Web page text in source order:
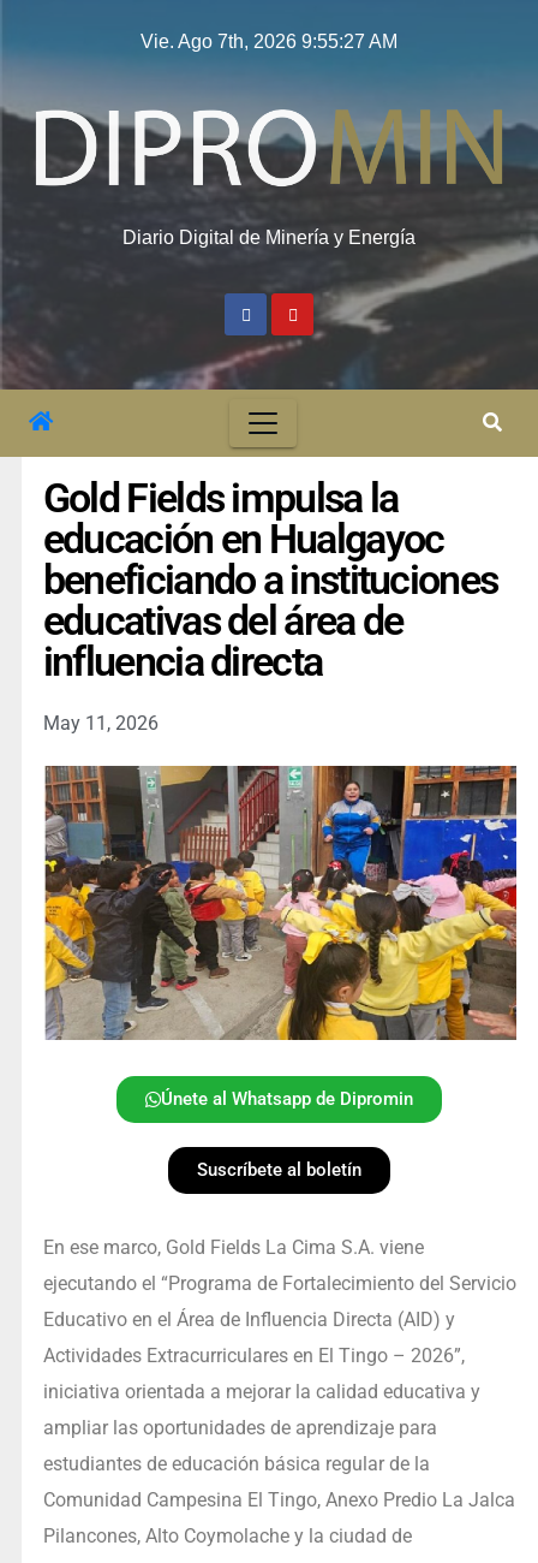
Vie. Ago 7th, 2026 9:55:28 AM
Diario Digital de Minería y Energía
Gold Fields impulsa la
educación en Hualgayoc
beneficiando a instituciones
educativas del área de
influencia directa
May 11, 2026
Únete al Whatsapp de Dipromin
Suscríbete al boletín
En ese marco, Gold Fields La Cima S.A. viene
ejecutando el “Programa de Fortalecimiento del Servicio
Educativo en el Área de Influencia Directa (AID) y
Actividades Extracurriculares en El Tingo – 2026”,
iniciativa orientada a mejorar la calidad educativa y
ampliar las oportunidades de aprendizaje para
estudiantes de educación básica regular de la
Comunidad Campesina El Tingo, Anexo Predio La Jalca
Pilancones, Alto Coymolache y la ciudad de